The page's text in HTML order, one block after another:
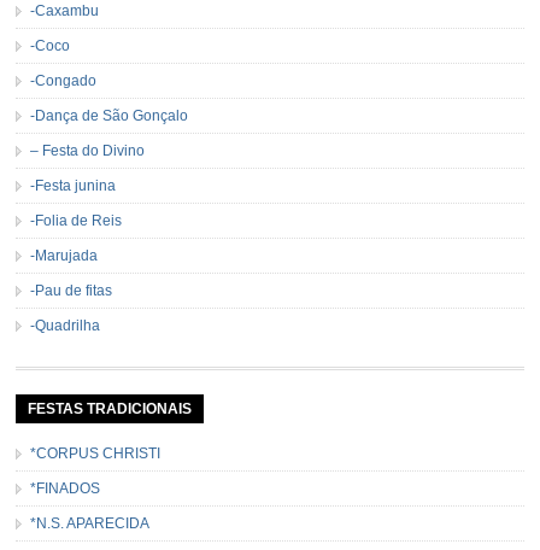
-Caxambu
-Coco
-Congado
-Dança de São Gonçalo
– Festa do Divino
-Festa junina
-Folia de Reis
-Marujada
-Pau de fitas
-Quadrilha
FESTAS TRADICIONAIS
*CORPUS CHRISTI
*FINADOS
*N.S. APARECIDA